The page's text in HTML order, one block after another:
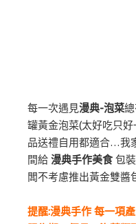
每一次遇見漫典-泡菜
罐黃金泡菜(太好吃只
品送禮自用都適合…我
間給 漫典手作美食 包
闆不考慮推出黃金雙醬
提醒:漫典手作 每一項